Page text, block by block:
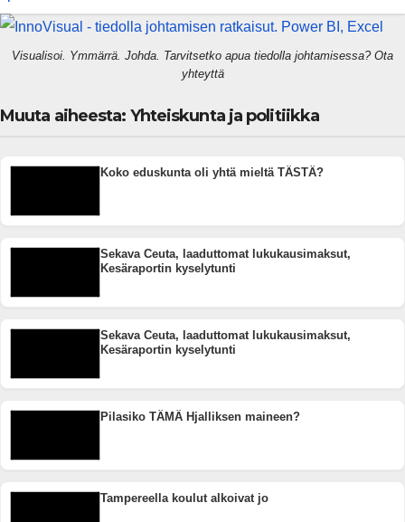
gigatehtaan?
Visualisoi. Ymmärrä. Johda. Tarvitsetko apua tiedolla johtamisessa? Ota
yhteyttä
Muuta aiheesta: Yhteiskunta ja politiikka
Koko eduskunta oli yhtä mieltä TÄSTÄ?
Sekava Ceuta, laaduttomat lukukausimaksut,
Kesäraportin kyselytunti
Sekava Ceuta, laaduttomat lukukausimaksut,
Kesäraportin kyselytunti
Pilasiko TÄMÄ Hjalliksen maineen?
Tampereella koulut alkoivat jo